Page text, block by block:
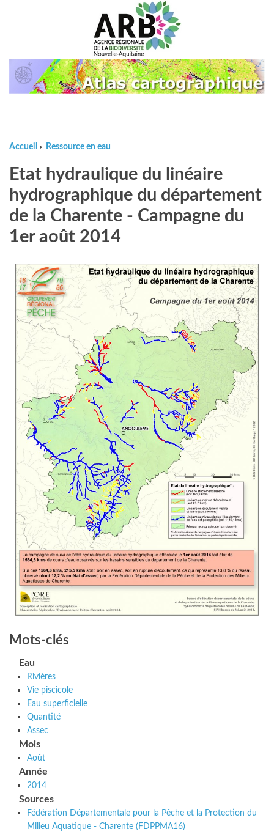
Accueil > Ressource en eau
Etat hydraulique du linéaire
hydrographique du département
de la Charente - Campagne du
1er août 2014
Mots-clés
Eau
Rivières
Vie piscicole
Eau superficielle
Quantité
Assec
Mois
Août
Année
2014
Sources
Fédération Départementale pour la Pêche et la Protection du
Milieu Aquatique - Charente (FDPPMA16)